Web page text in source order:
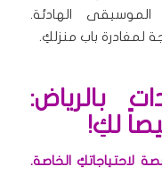
الموسيقى الهادئة.
لمغادرة باب منزلكِ.
بالرياض:
لكِ!
لاحتياجاتكِ الخاصة.